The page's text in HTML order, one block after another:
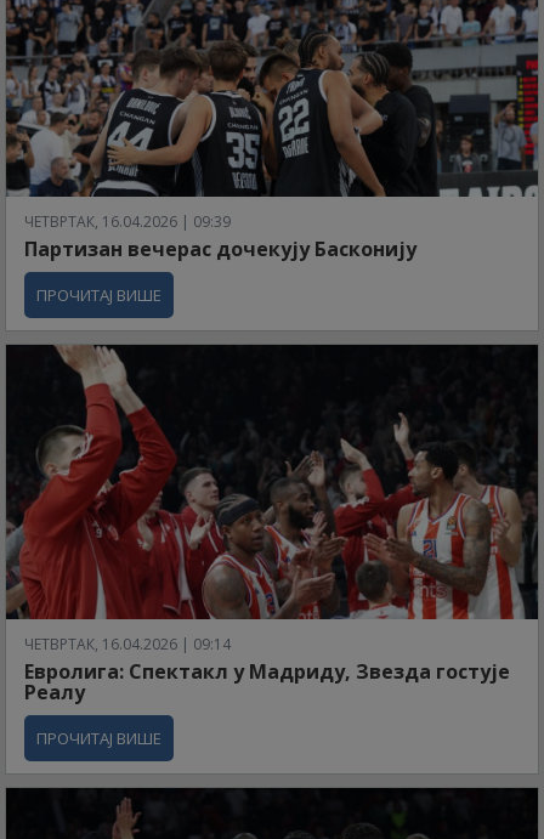
ЧЕТВРТАК, 16.04.2026 | 09:39
Партизан вечерас дочекују Басконију
ПРОЧИТАЈ ВИШЕ
ЧЕТВРТАК, 16.04.2026 | 09:14
Евролига: Спектакл у Мадриду, Звезда гостује
Реалу
ПРОЧИТАЈ ВИШЕ